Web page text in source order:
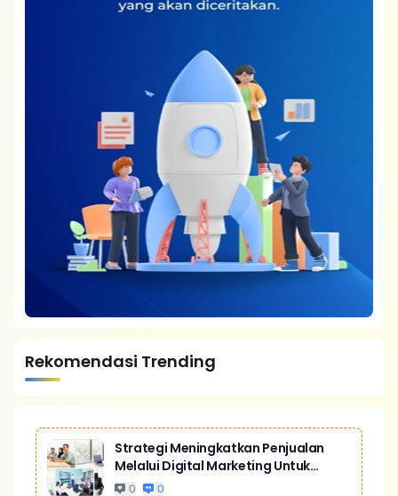
Rekomendasi Trending
Strategi Meningkatkan Penjualan
Melalui Digital Marketing Untuk
Bisnis Yang Lebih Kompetitif
0 0